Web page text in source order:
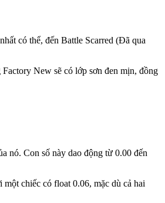
có thể, đến Battle Scarred (Đã qua
New sẽ có lớp sơn đen mịn, đồng
nó. Con số này dao động từ 0.00 đến
chiếc có float 0.06, mặc dù cả hai